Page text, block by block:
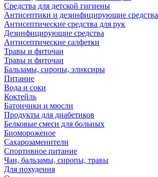
Средства для детской гигиены
Антисептики и дезинфицирующие средства
Антисептические средства для рук
Дезинфицирующие средства
Антисептические салфетки
Травы и фиточаи
Травы и фиточаи
Бальзамы, сиропы, эликсиры
Питание
Вода и соки
Коктейль
Батончики и мюсли
Продукты для диабетиков
Белковые смеси для больных
Биомороженое
Сахарозаменители
Спортивное питание
Чаи, бальзамы, сиропы, травы
Для похудения